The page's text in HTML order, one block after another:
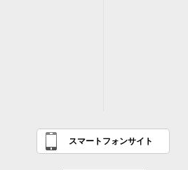
スマートフォンサイト